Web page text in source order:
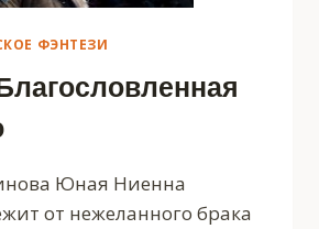
ФЭНТЕЗИ
Юная Ниенна
от нежеланного брака